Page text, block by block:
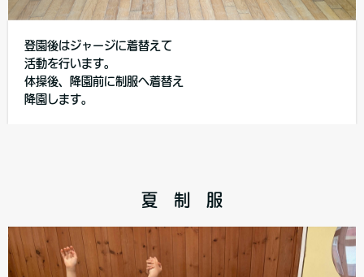
登園後はジャージに着替えて
活動を行います。
体操後、降園前に制服へ着替え
降園します。
夏 制 服